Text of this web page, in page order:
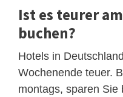
Ist es teurer
buchen?
Hotels in
Wochenende teuer.
montags, sparen Sie